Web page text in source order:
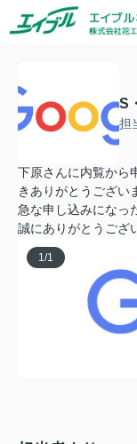
S
担
下原さんに内覧から
きありがとうござい
急な申し込みになっ
誠にありがとうござ
1/1